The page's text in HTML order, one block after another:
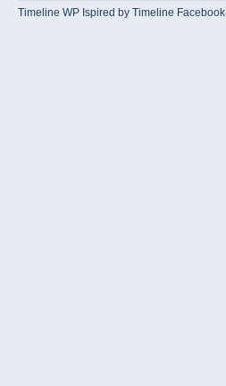
Timeline WP Ispired byTimeline Facebook